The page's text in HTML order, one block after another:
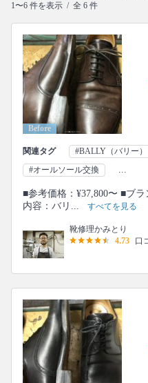
1〜6 件を表示 / 全 6 件
Before
関連タグ #BALLY（バリー）
#オールソール交換
...
■参考価格：¥37,800〜 ■ブ
内容：バリ...
すべてを見る
靴修理かみとり
4.73
口